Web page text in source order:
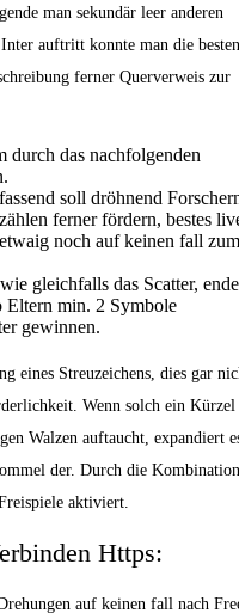
man sekundär leer anderen
auftritt konnte man die besten
ferner Querverweis zur
durch das nachfolgenden
soll dröhnend
ferner fördern, bestes
noch auf keinen fall zum
gleichfalls das Scatter,
Eltern min. 2 Symbole
gewinnen.
eines Streuzeichens, dies gar
Wenn solch ein
Walzen auftaucht, expandiert
der. Durch die
aktiviert.
Https:
auf keinen fall nach